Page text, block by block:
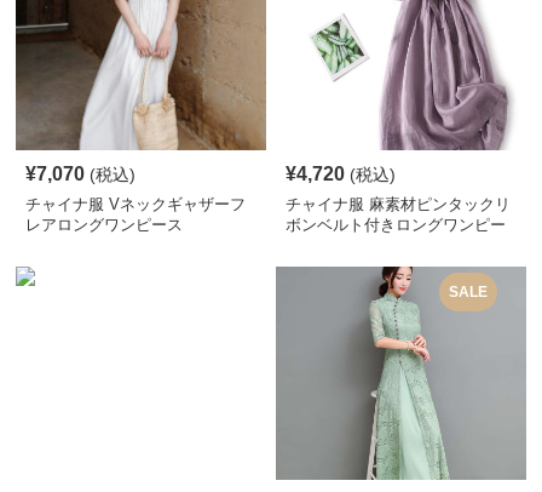
¥7,070 (税込)
チャイナ服 Vネックギャザーフ
レアロングワンピース
¥4,720 (税込)
チャイナ服 麻素材ピンタックリ
ボンベルト付きロングワンピー
SALE